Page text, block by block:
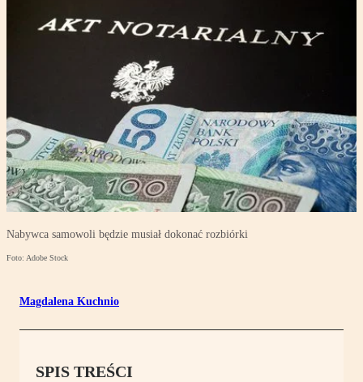
Nabywca samowoli będzie musiał dokonać rozbiórki
Foto: Adobe Stock
Magdalena Kuchnio
SPIS TREŚCI